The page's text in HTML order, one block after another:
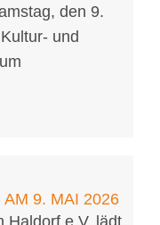
den 9.
und
9. MAI 2026
Haldorf e.V. lädt